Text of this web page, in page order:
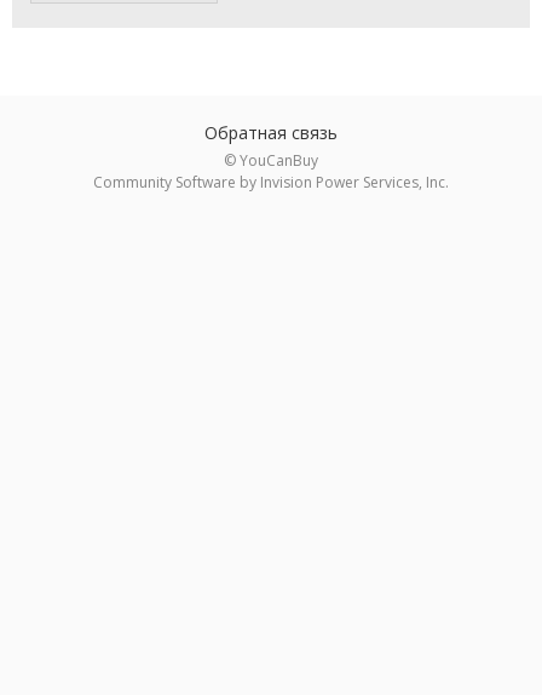
Обратная связь
© YouCanBuy
Community Software by Invision Power Services, Inc.